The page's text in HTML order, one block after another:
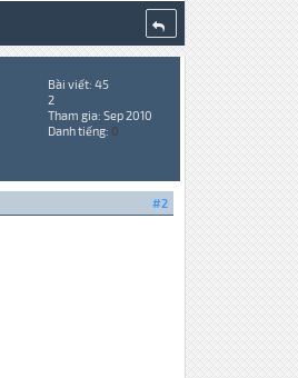
Bài viết: 45
2
Tham gia: Sep 2010
Danh tiếng: 0
#2